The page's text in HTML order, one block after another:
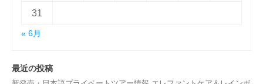
31
« 6月
最近の投稿